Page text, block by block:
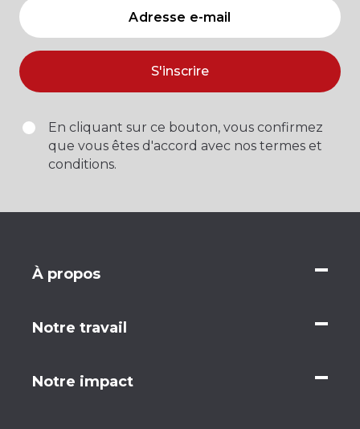
S'inscrire
En cliquant sur ce bouton, vous confirmez
que vous êtes d'accord avec nos termes et
conditions.
À propos
Notre travail
Notre impact